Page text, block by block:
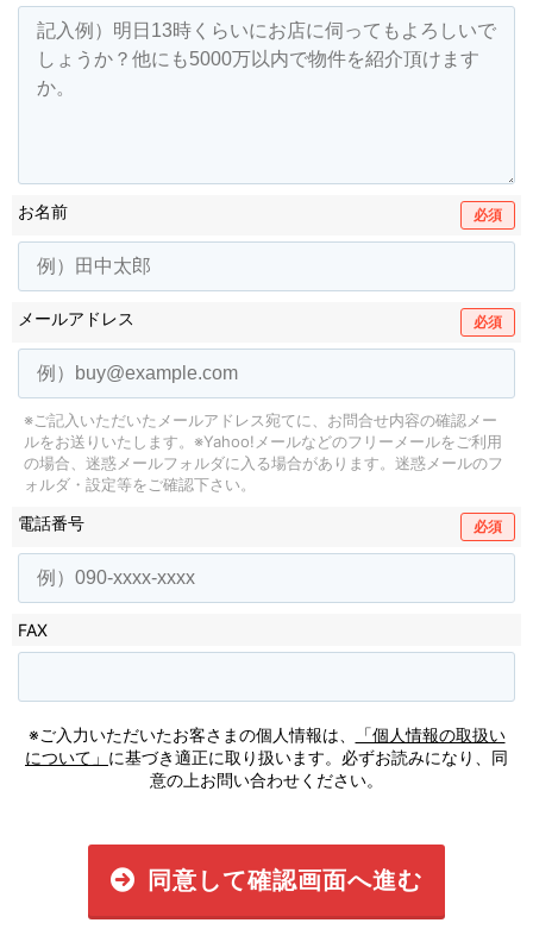
お名前 必須
メールアドレス 必須
※ご記入いただいたメールアドレス宛てに、お問合せ内容の確認メー
ルをお送りいたします。 ※Yahoo!メールなどのフリーメールをご利用
の場合、迷惑メールフォルダに入る場合があります。 迷惑メールのフ
ォルダ・設定等をご確認下さい。
電話番号 必須
FAX
※ご入力いただいたお客さまの個人情報は、
「個人情報の取扱い
について」 に基づき適正に取り扱います。必ずお読みになり、同
意の上お問い合わせください。
同意して確認画面へ進む